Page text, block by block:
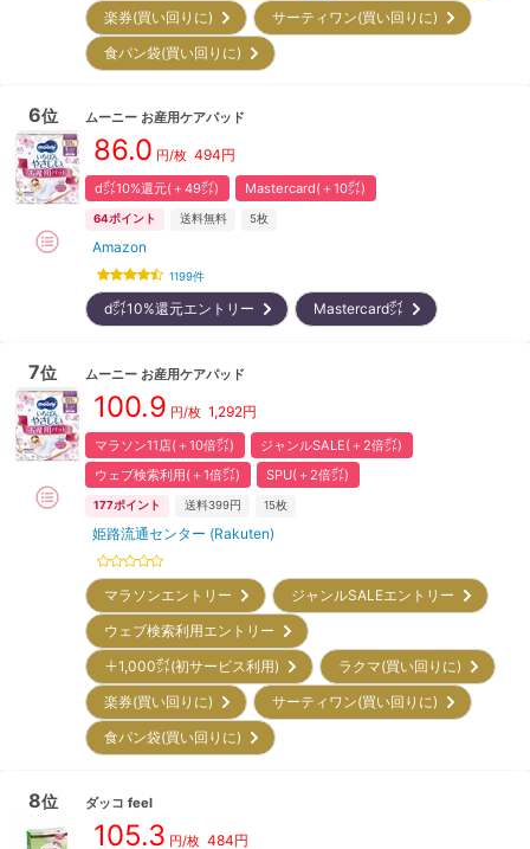
楽券(買い回りに)
サーティワン(買い回りに)
食パン袋(買い回りに)
6位 ムーニー お産用ケアパッド
86.0 円/枚 494円
d㌽10%還元(＋49㌽) Mastercard(＋10㌽)
64ポイント 送料無料 5枚
Amazon
1199件
d㌽10%還元エントリー Mastercard㌽
7位 ムーニー お産用ケアパッド
100.9 円/枚 1,292円
マラソン11店(＋10倍㌽)
ジャンルSALE(＋2倍㌽)
ウェブ検索利用(＋1倍㌽)
SPU(＋2倍㌽)
177ポイント 送料399円 15枚
姫路流通センター (Rakuten)
マラソンエントリー
ジャンルSALEエントリー
ウェブ検索利用エントリー
＋1,000㌽(初サービス利用)
ラクマ(買い回りに)
楽券(買い回りに)
サーティワン(買い回りに)
食パン袋(買い回りに)
8位 ダッコ feel
105.3 円/枚 484円